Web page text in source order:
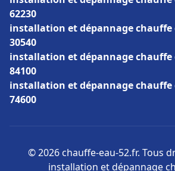
62230
installation et dépannage chauffe
30540
installation et dépannage chauffe
84100
installation et dépannage chauffe
74600
© 2026 chauffe-eau-52.fr. Tous
installation et dépannage